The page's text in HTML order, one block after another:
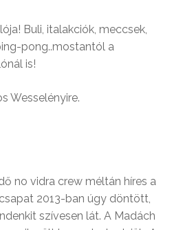
Buli, italakciók, meccsek,
pong..mostantól a
is!
Wesselényire.
no vidra crew méltán híres a
2013-ban úgy döntött,
szívesen lát. A Madách